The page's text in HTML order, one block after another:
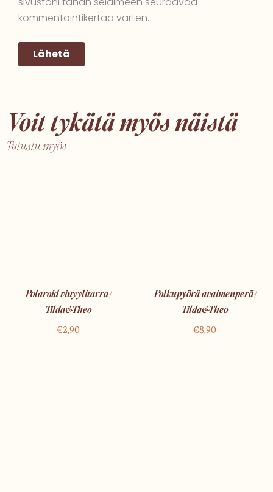
kommentointikertaa varten.
Voit tykätä myös näistä
Tutustu myös
Polaroid vinyylitarra |
Tilda&Theo
€2,90
Polkupyörä avaimenperä |
Tilda&Theo
€8,90